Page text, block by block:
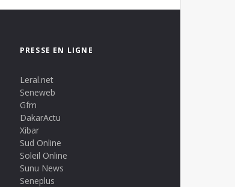
PRESSE EN LIGNE
Leral.net
Seneweb
Gfm
DakarActu
Xibar
Sud Online
Soleil Online
Sunu News
Seneplus